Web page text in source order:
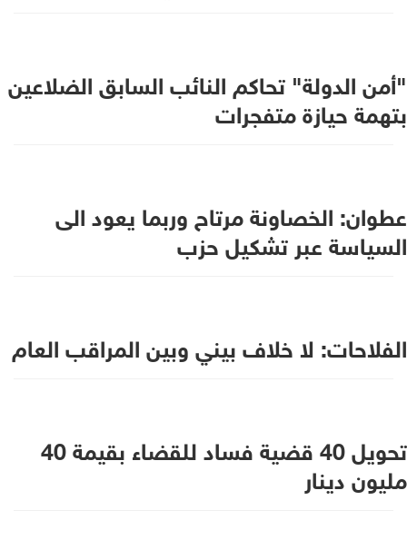
"أمن الدولة" تحاكم النائب السابق الضلاعين
بتهمة حيازة متفجرات
عطوان: الخصاونة مرتاح وربما يعود الى
السياسة عبر تشكيل حزب
الفلاحات: لا خلاف بيني وبين المراقب العام
تحويل 40 قضية فساد للقضاء بقيمة 40
مليون دينار